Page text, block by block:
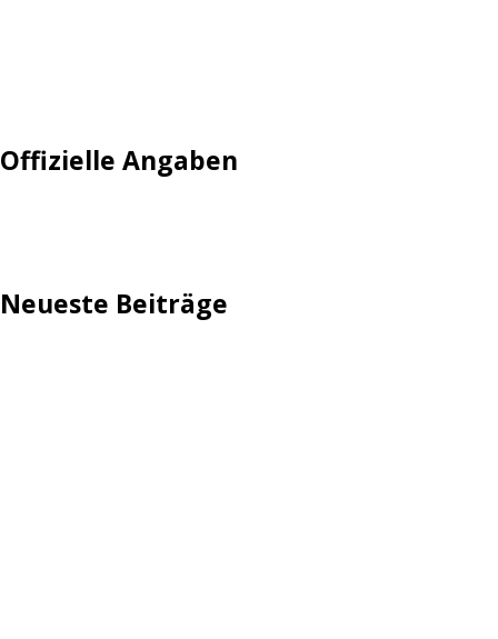
Offizielle Angaben
Neueste Beiträge